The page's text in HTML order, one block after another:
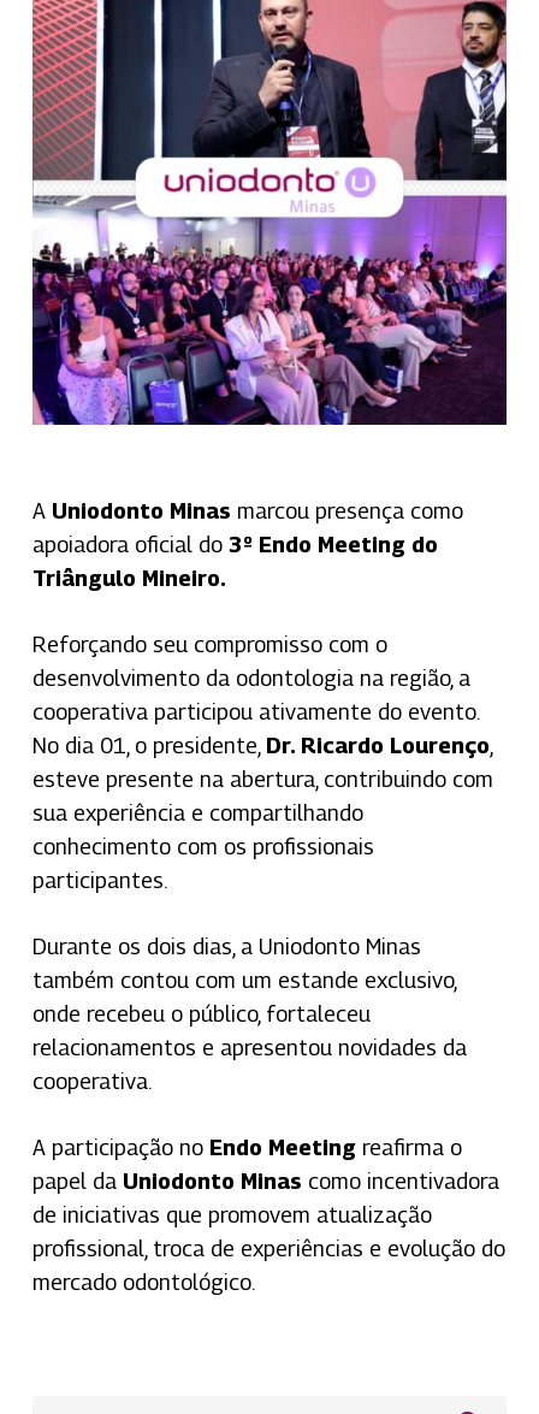
A Uniodonto Minas marcou presença como
apoiadora oficial do 3º Endo Meeting do
Triângulo Mineiro.
Reforçando seu compromisso com o
desenvolvimento da odontologia na região, a
cooperativa participou ativamente do evento.
No dia 01, o presidente, Dr. Ricardo Lourenço,
esteve presente na abertura, contribuindo com
sua experiência e compartilhando
conhecimento com os profissionais
participantes.
Durante os dois dias, a Uniodonto Minas
também contou com um estande exclusivo,
onde recebeu o público, fortaleceu
relacionamentos e apresentou novidades da
cooperativa.
A participação no Endo Meetingreafirma o
papel da Uniodonto Minas como incentivadora
de iniciativas que promovem atualização
profissional, troca de experiências e evolução do
mercado odontológico.